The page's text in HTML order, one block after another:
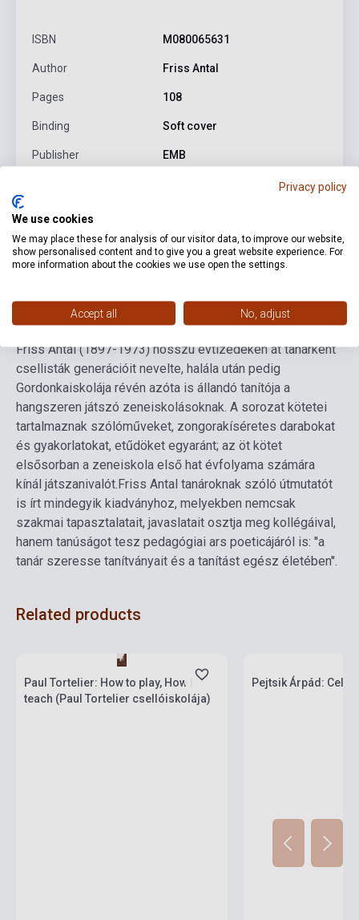
ISBN M080065631
Author Friss Antal
Pages 108
Binding Soft cover
Publisher EMB
Language -
Friss Antal (1897-1973) hosszú évtizedeken át tanárként
csellisták generációit nevelte, halála után pedig
Gordonkaiskolája révén azóta is állandó tanítója a
hangszeren játszó zeneiskolásoknak. A sorozat kötetei
tartalmaznak szólóműveket, zongorakíséretes darabokat
és gyakorlatokat, etűdöket egyaránt; az öt kötet
elsősorban a zeneiskola első hat évfolyama számára
kínál játszanivalót. Friss Antal tanároknak szóló útmutatót
is írt mindegyik kiadványhoz, melyekben nemcsak
szakmai tapasztalatait, javaslatait osztja meg kollégáival,
hanem tanúságot tesz pedagógiai ars poeticájáról is: ''a
tanár szeresse tanítványait és a tanítást egész életében''.
Related products
Paul Tortelier: How to play, How I
teach (Paul Tortelier csellóiskolája)
Pejtsik Árpád: Cello
Privacy policy
We use cookies
We may place these for analysis of our visitor data, to improve our website,
show personalised content and to give you a great website experience. For
more information about the cookies we use open the settings.
Accept all No, adjust